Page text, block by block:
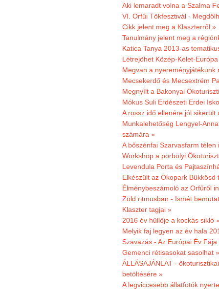
Aki lemaradt volna a Szalma
VI. Orfűi Tökfesztivál -
Cikk jelent meg a Klaszterről »
Tanulmány jelent meg a
Katica Tanya 2013-as
Létrejöhet Közép-Kelet-
Megvan a nyereményjátékunk
Mecsekerdő és Mecsextrém
Megnyílt a Bakonyai
Mókus Suli Erdészeti Erdei
A rossz idő ellenére jól sikerült
Munkalehetőség Lengyel-
számára »
A bőszénfai Szarvasfarm
Workshop a pörbölyi
Levendula Porta és
Elkészült az Ökopark
Élménybeszámoló az Orfűről
Zöld ritmusban - Ismét
Klaszter tagjai »
2016 év hüllője a kockás sikló
Melyik faj legyen az év hala
Szavazás - Az Európai Év
Gemenci rétisasokat sasolhat »
ÁLLÁSAJÁNLAT -
betöltésére »
A legviccesebb állatfotók